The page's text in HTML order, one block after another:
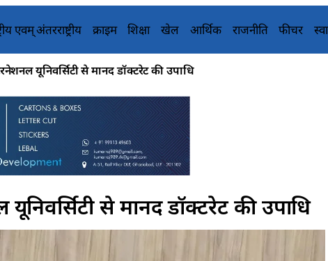
एवम् अंतरराष्ट्रीय क्राइम शिक्षा खेल आर्थिक राजनीति फीचर
यूनिवर्सिटी से मानद डॉक्टरेट की उपाधि
से मानद डॉक्टरेट की उपाधि